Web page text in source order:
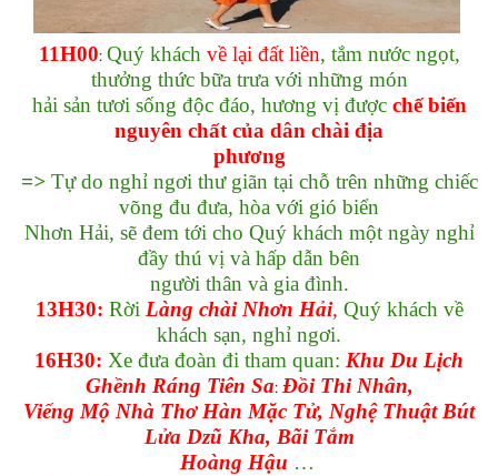
11H00: Quý khách về lại đất liền, tắm nước ngọt,
thưởng thức bữa trưa với những món
hải sản tươi sống độc đáo, hương vị được chế biến
nguyên chất của dân chài địa
phương
=> Tự do nghỉ ngơi thư giãn tại chỗ trên những chiếc
võng đu đưa, hòa với gió biển
Nhơn Hải, sẽ đem tới cho Quý khách một ngày nghỉ
đầy thú vị và hấp dẫn bên
người thân và gia đình.
13H30: Rời Làng chài Nhơn Hải, Quý khách về
khách sạn, nghỉ ngơi.
16H30: Xe đưa đoàn đi tham quan: Khu Du Lịch
Ghềnh Ráng Tiên Sa: Đồi Thi Nhân,
Viếng Mộ Nhà Thơ Hàn Mặc Tử, Nghệ Thuật Bút
Lửa Dzũ Kha, Bãi Tắm
Hoàng Hậu …